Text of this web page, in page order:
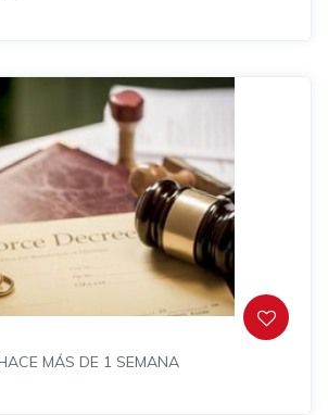
MÁS DE 1 SEMANA